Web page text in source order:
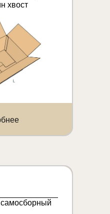
хвост